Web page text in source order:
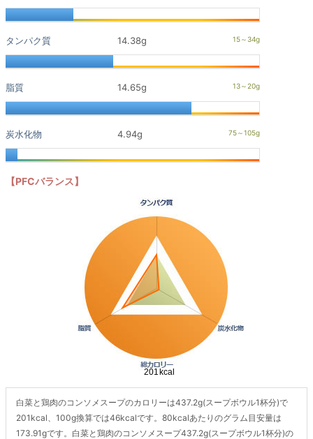
タンパク質 14.38g
脂質 14.65g
炭水化物 4.94g
【PFCバランス】
白菜と鶏肉のコンソメスープのカロリーは437.2g(スープボウル1杯分)で
201kcal、100g換算では46kcalです。80kcalあたりのグラム目安量は
173.91gです。白菜と鶏肉のコンソメスープ437.2g(スープボウル1杯分)の